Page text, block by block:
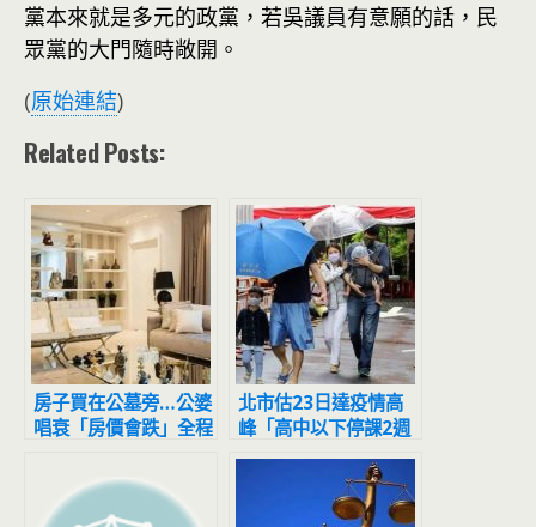
黨本來就是多元的政黨，若吳議員有意願的話，民
眾黨的大門隨時敞開。
(原始連結)
Related Posts:
房子買在公墓旁…公婆
唱衰「房價會跌」全程
到都買不起
北市估23日達疫情高
峰「高中以下停課2週
避難？」 雙北回應了